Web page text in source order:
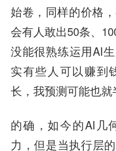
始卷，同样的价格
会有人敢出50条、
没能很熟练运用AI
实有些人可以赚到
长，我预测可能也就
的确，如今的AI几
力，但是当执行层